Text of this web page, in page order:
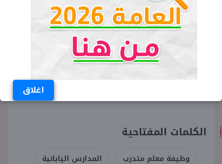
اغلاق
تأتي هذه الآلية الرقمية في إطار خطة الوزارة لاختيار
المرشحين وفق معايير موضوعية دقيقة، مع التركيز
على الكفاءة والاستعداد النفسي والمهني لأداء الدور
التربوي المستهدف.
الكلمات المفتاحية
وظيفة معلم متدرب المدارس اليابانية